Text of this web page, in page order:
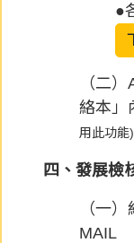
●
（二
絡本」
用此功能)
四、發展檢
（一
MAIL